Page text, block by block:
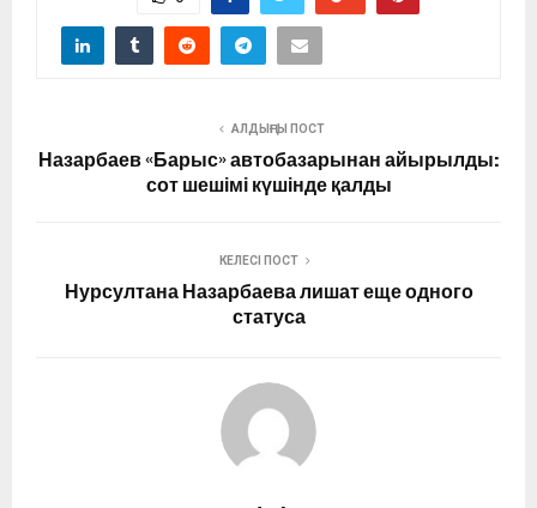
АЛДЫҢҒЫ ПОСТ
Назарбаев «Барыс» автобазарынан айырылды:
сот шешімі күшінде қалды
КЕЛЕСІ ПОСТ
Нурсултана Назарбаева лишат еще одного
статуса